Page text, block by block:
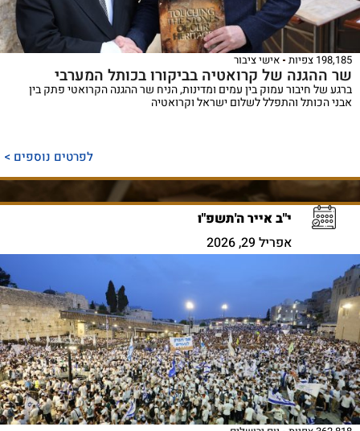
198,185 צפיות אישי ציבור
שר ההגנה של קרואטיה בביקורו בכותל המערבי
ברגע של חיבור עמוק בין עמים ומדינות, הניח שר ההגנה הקרואטי פתק בין
אבני הכותל והתפלל לשלום ישראל וקרואטיה
לפרטים נוספים >
י"ב אייר ה'תשפ"ו
אפריל 29, 2026